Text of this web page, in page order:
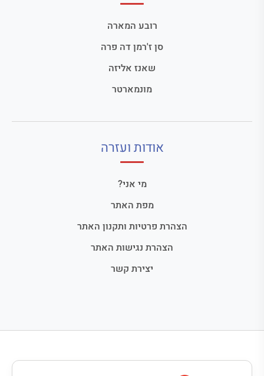
רובע המארה
סן ז'רמן דה פרה
שאנז אליזה
מונמארטר
אודות ועזרה
מי אני?
מפת האתר
הצהרת פרטיות ותקנון האתר
הצהרת נגישות האתר
יצירת קשר